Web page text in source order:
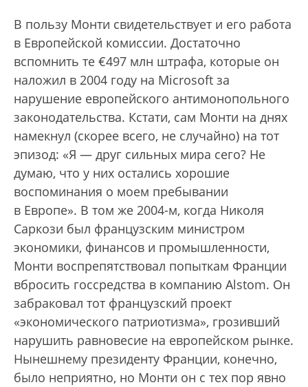
В пользу Монти свидетельствует и его работа
в Европейской комиссии. Достаточно
вспомнить те €497 млн штрафа, которые он
наложил в 2004 году на Microsoft за
нарушение европейского антимонопольного
законодательства. Кстати, сам Монти на днях
намекнул (скорее всего, не случайно) на тот
эпизод: «Я — друг сильных мира сего? Не
думаю, что у них остались хорошие
воспоминания о моем пребывании
в Европе». В том же 2004-м, когда Николя
Саркози был французским министром
экономики, финансов и промышленности,
Монти воспрепятствовал попыткам Франции
вбросить госсредства в компанию Alstom. Он
забраковал тот французский проект
«экономического патриотизма», грозивший
нарушить равновесие на европейском рынке.
Нынешнему президенту Франции, конечно,
было неприятно, но Монти он с тех пор явно